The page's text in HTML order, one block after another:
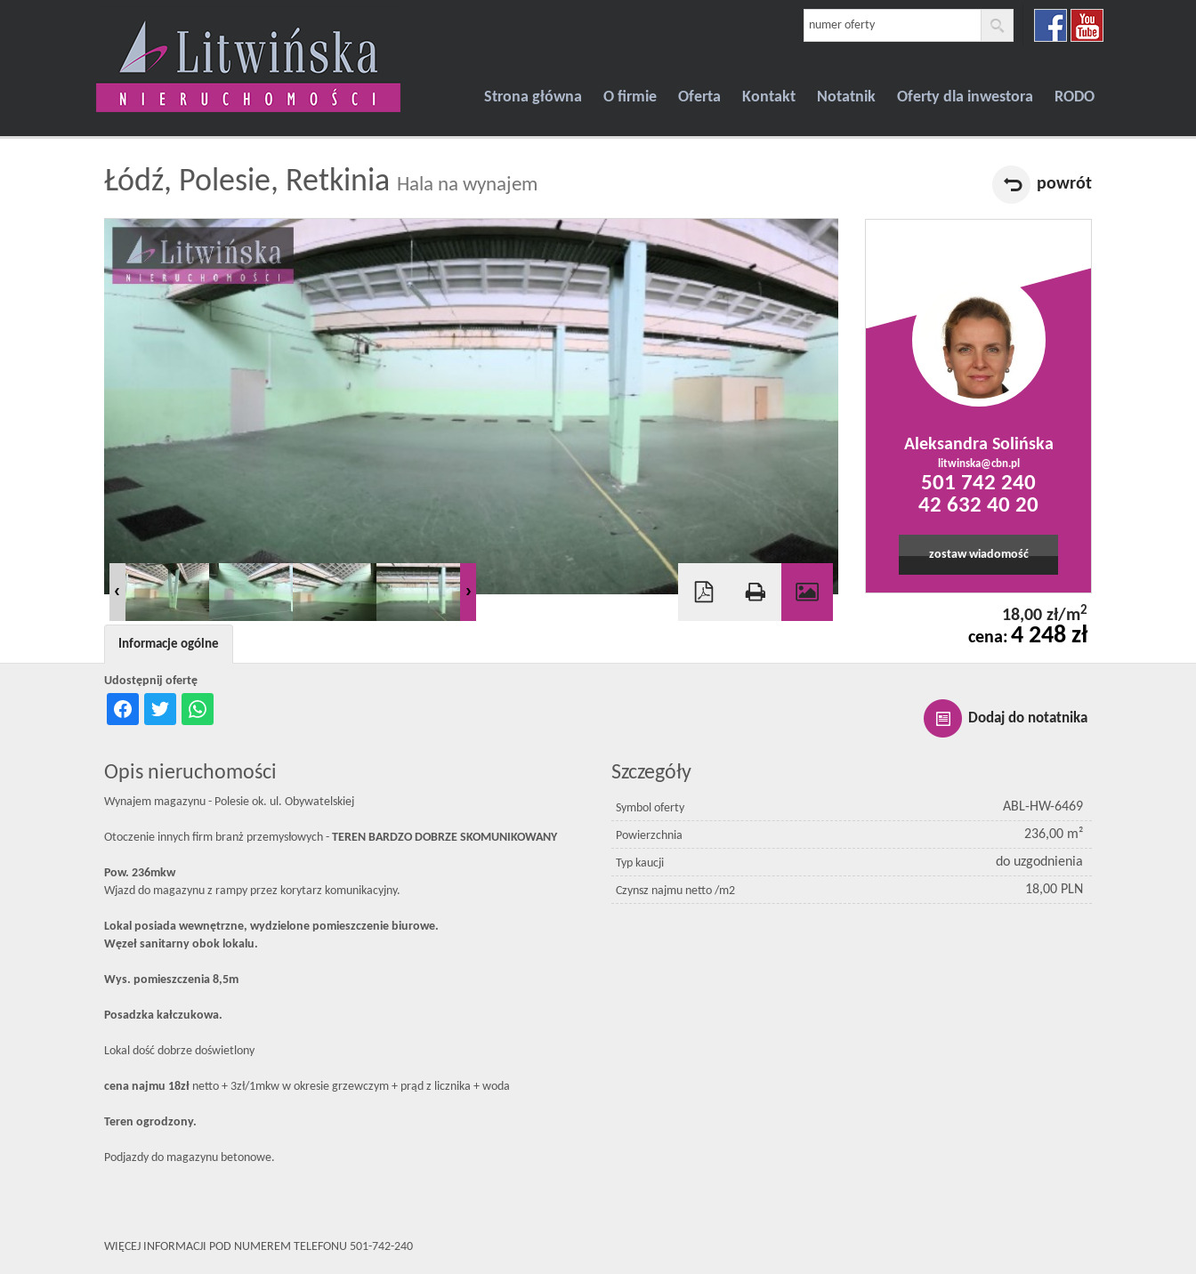
Strona główna O firmie Oferta Kontakt Notatnik Oferty dla inwestora RODO
Łódź, Polesie, Retkinia Hala na wynajem powrót
Aleksandra Solińska
litwinska@cbn.pl
501 742 240
42 632 40 20
zostaw wiadomość
18,00 zł/m2
cena: 4 248 zł
Dodaj do notatnika
Udostępnij ofertę
Informacje ogólne
Opis nieruchomości
Wynajem magazynu - Polesie ok. ul. Obywatelskiej
Otoczenie innych firm branż przemysłowych - TEREN BARDZO DOBRZE SKOMUNIKOWANY
Pow. 236mkw
Wjazd do magazynu z rampy przez korytarz komunikacyjny.
Lokal posiada wewnętrzne, wydzielone pomieszczenie biurowe.
Węzeł sanitarny obok lokalu.
Wys. pomieszczenia 8,5m
Posadzka kałczukowa.
Lokal dość dobrze doświetlony
cena najmu 18zł netto + 3zł/1mkw w okresie grzewczym + prąd z licznika + woda
Teren ogrodzony.
Podjazdy do magazynu betonowe.
WIĘCEJ INFORMACJI POD NUMEREM TELEFONU 501-742-240
Szczegóły
Symbol oferty ABL-HW-6469
Powierzchnia 236,00 m²
Typ kaucji do uzgodnienia
Czynsz najmu netto /m2 18,00 PLN